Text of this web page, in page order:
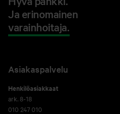
Ja erinomainen
varainhoitaja.
Asiakaspalvelu
Henkilöasiakkaat
ark. 8-18
010 247 010